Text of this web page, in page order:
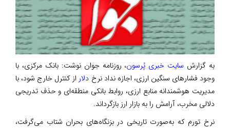
به گزارش سایت خبری پُرسون، روزنامه جوان نوشت: بانک مرکزی، با
وجود فشارهای سنگین ارزی، اجازه نداد نرخ دلار از کنترل خارج شود، با
مدیریت هوشمندانه منابع ارزی، روابط بانکی منطقه‌ای و حذف تدریجی
دلالی مخرب، آرامش را به بازار ارز بازگرداند.
نرخ تورم که به‌صورت تاریخی در بزنگاه‌های بحران شتاب می‌گرفت،